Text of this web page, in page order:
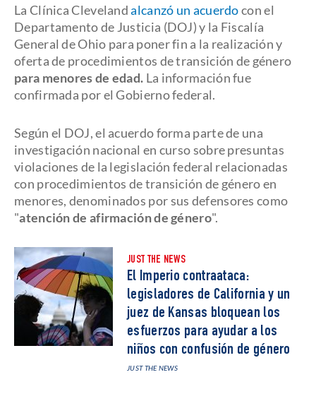
La Clínica Clevelandalcanzó un acuerdocon el
Departamento de Justicia (DOJ) y la Fiscalía
General de Ohio para poner fin a la realización y
oferta de procedimientos de transición de género
para menores de edad. La información fue
confirmada por el Gobierno federal.
Según el DOJ, el acuerdo forma parte de una
investigación nacional en curso sobre presuntas
violaciones de la legislación federal relacionadas
con procedimientos de transición de género en
menores, denominados por sus defensores como
"atención de afirmación de género".
JUST THE NEWS
El Imperio contraataca:
legisladores de California y un
juez de Kansas bloquean los
esfuerzos para ayudar a los
niños con confusión de género
JUST THE NEWS